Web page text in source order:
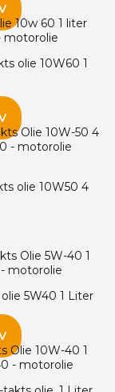
olie 10W60 1
olie 10W50 4
5W40 1 Liter